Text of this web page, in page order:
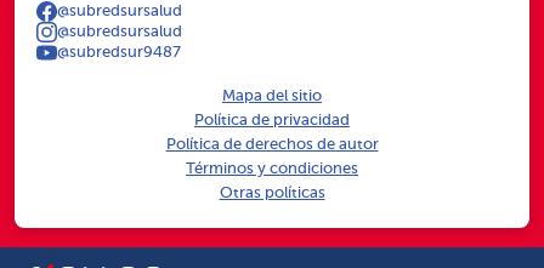
@subredsursalud
@subredsursalud
@subredsur9487
Mapa del sitio
Política de privacidad
Política de derechos de autor
Términos y condiciones
Otras políticas